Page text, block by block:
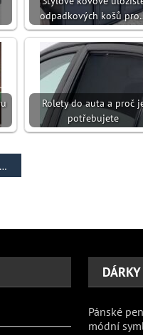
odpadkových košů
Rolety do auta a proč
potřebujete
DÁRKY
Pánské
módní